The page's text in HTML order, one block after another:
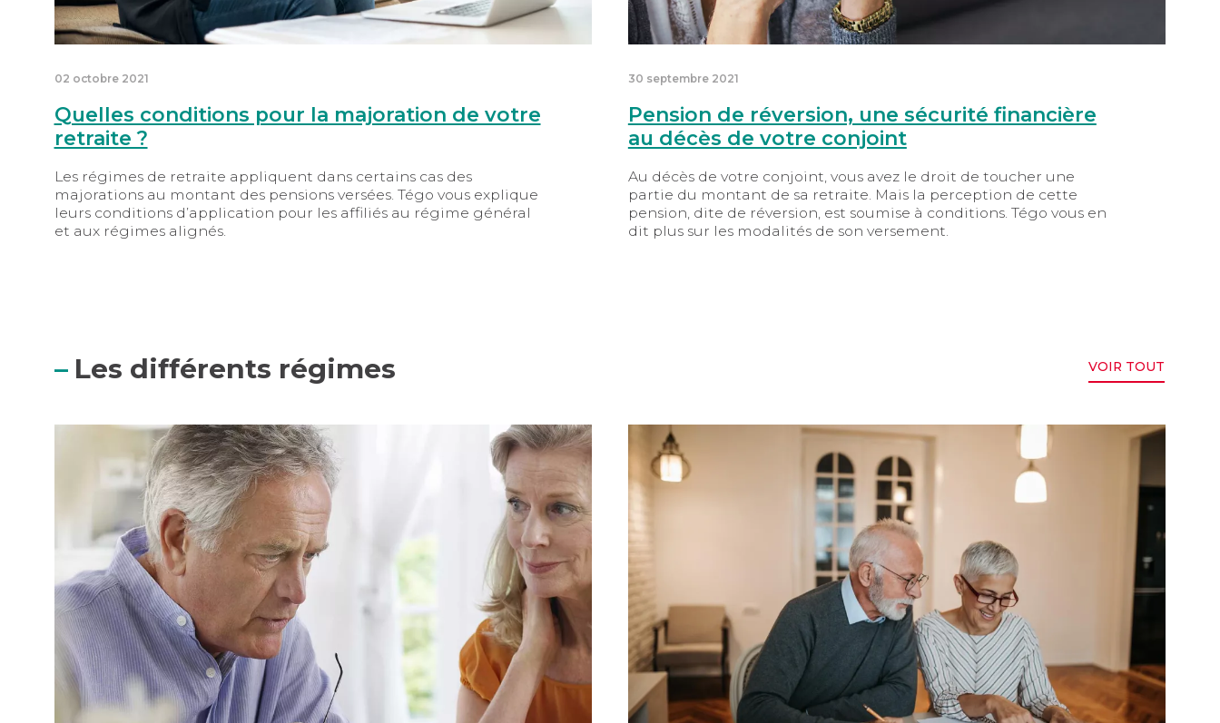
02 octobre 2021
Quelles conditions pour la majoration de votre
retraite ?
Les régimes de retraite appliquent dans certains cas des
majorations au montant des pensions versées. Tégo vous explique
leurs conditions d’application pour les affiliés au régime général
et aux régimes alignés.
30 septembre 2021
Pension de réversion, une sécurité financière
au décès de votre conjoint
Au décès de votre conjoint, vous avez le droit de toucher une
partie du montant de sa retraite. Mais la perception de cette
pension, dite de réversion, est soumise à conditions. Tégo vous en
dit plus sur les modalités de son versement.
Les différents régimes VOIR TOUT
Pour bien préparer votre retraite, gardez trace de vos caisses d’affiliation Perception de votre retraite de base : mode d’emploi